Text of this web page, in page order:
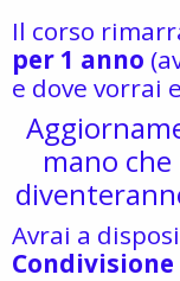
Il corso
per 1 anno
e dove vorrai
mano
​Avrai a
Condivisione